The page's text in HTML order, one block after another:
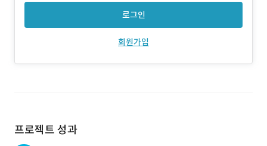
로그인
회원가입
프로젝트 성과